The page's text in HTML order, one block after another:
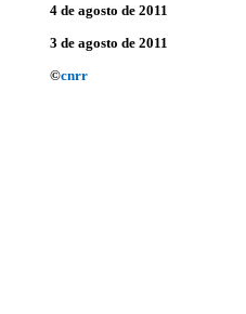
4 de agosto de 2011
3 de agosto de 2011
©cnrr